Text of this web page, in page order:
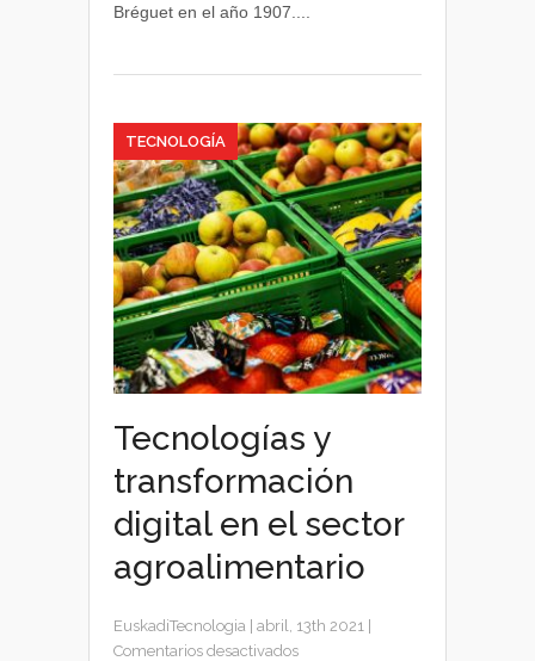
drones
Bréguet en el año 1907....
TECNOLOGÍA
Tecnologías y
transformación
digital en el sector
agroalimentario
EuskadiTecnologia abril, 13th 2021
Comentarios desactivadosen